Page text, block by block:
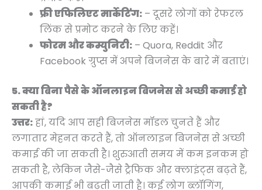
फ्री एफिलिएट मार्केटिंग: – दूसरे लोगों को रेफरल
लिंक से प्रमोट करने के लिए कहें।
फोरम और कम्युनिटी: – Quora, Reddit और
Facebook ग्रुप्स में अपने बिजनेस के बारे में बताएं।
5. क्या बिना पैसे के ऑनलाइन बिजनेस से अच्छी कमाई हो
सकती है?
उत्तर:हां, यदि आप सही बिजनेस मॉडल चुनते हैं और
लगातार मेहनत करते हैं, तो ऑनलाइन बिजनेस से अच्छी
कमाई की जा सकती है। शुरुआती समय में कम इनकम हो
सकती है, लेकिन जैसे-जैसे ट्रैफिक और क्लाइंट्स बढ़ते हैं,
आपकी कमाई भी बढ़ती जाती है। कई लोग ब्लॉगिंग,